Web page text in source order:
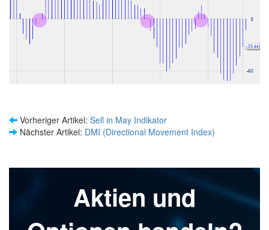
Vorheriger Artikel: Sell in May Indikator
Nächster Artikel: DMI (Directional Movement Index)
Aktien und